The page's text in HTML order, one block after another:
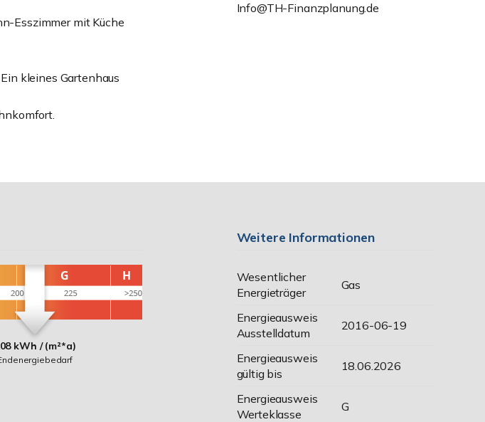
Esszimmer mit Küche
kleines Gartenhaus
Info@TH-Finanzplanung.de
kWh / (m²*a)
Weitere Informationen
Wesentlicher
Energieträger
Gas
Energieausweis
Ausstelldatum
2016-06-19
Energieausweis
gültig bis
18.06.2026
Energieausweis
Werteklasse
G